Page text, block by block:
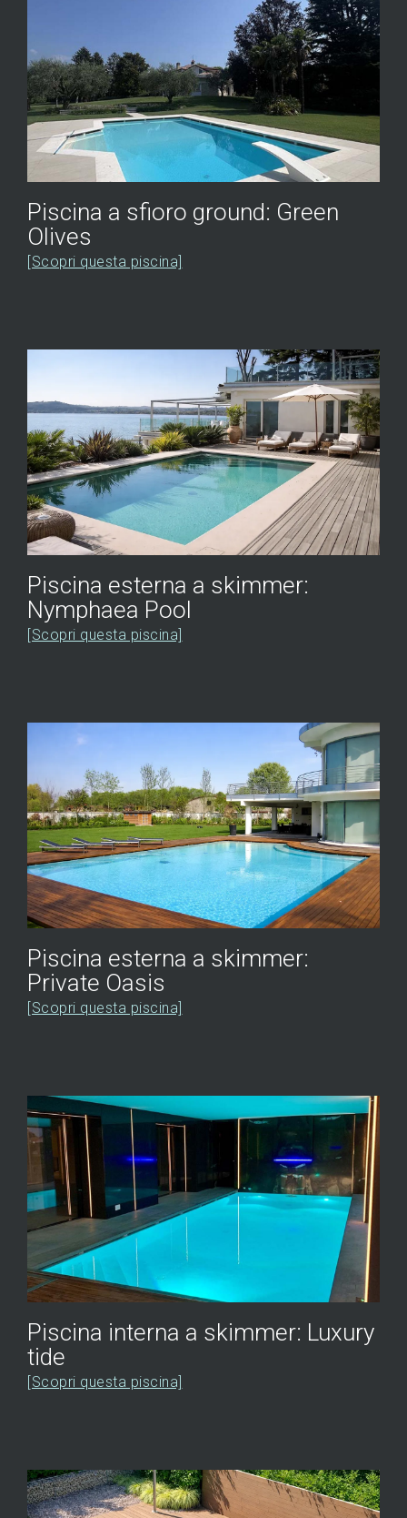
Piscina a sfioro ground: Green
Olives
[Scopri questa piscina]
Piscina esterna a skimmer:
Nymphaea Pool
[Scopri questa piscina]
Piscina esterna a skimmer:
Private Oasis
[Scopri questa piscina]
Piscina interna a skimmer: Luxury
tide
[Scopri questa piscina]